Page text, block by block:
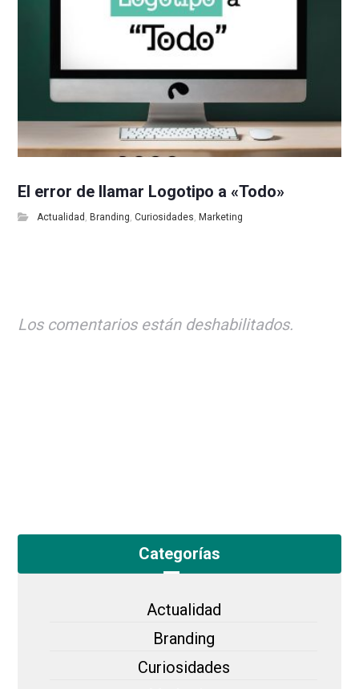
El error de llamar Logotipo a «Todo»
Actualidad , Branding,Curiosidades, Marketing
Los comentarios están deshabilitados.
Categorías
Actualidad
Branding
Curiosidades